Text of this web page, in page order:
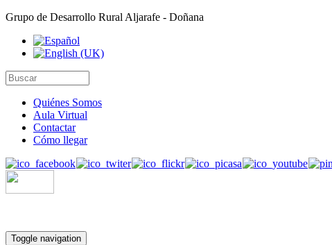
Grupo de Desarrollo Rural Aljarafe - Doñana
Quiénes Somos
Aula Virtual
Contactar
Cómo llegar
Toggle navigation